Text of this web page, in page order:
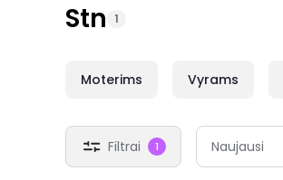
Stn 1
Moterims Vyrams
Filtrai 1